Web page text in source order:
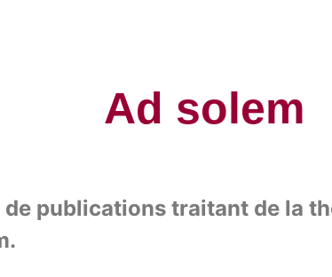
Ad solem
de publications traitant de la
.